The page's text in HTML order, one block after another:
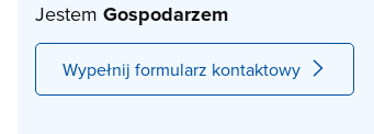
Jestem Gospodarzem
Wypełnij formularz kontaktowy